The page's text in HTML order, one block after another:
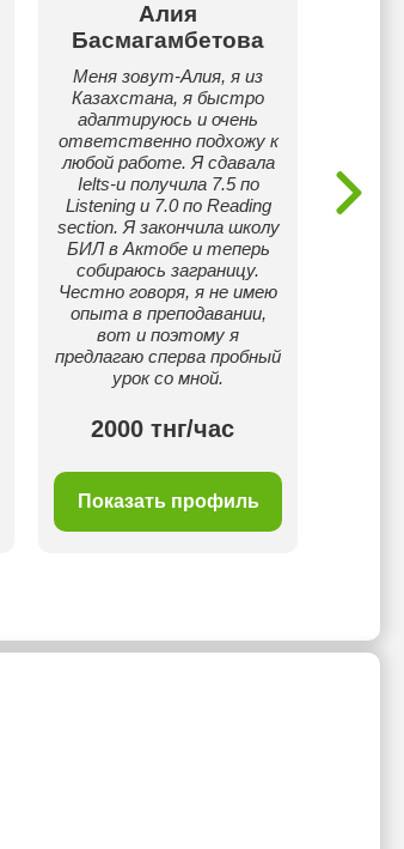
Алия
Басмагамбетова
Меня зовут-Алия, я из
Казахстана, я быстро
адаптируюсь и очень
ответственно подхожу к
любой работе. Я сдавала
Ielts-и получила 7.5 по
Listening и 7.0 по Reading
section. Я закончила школу
БИЛ в Актобе и теперь
собираюсь заграницу.
Честно говоря, я не имею
опыта в преподавании,
вот и поэтому я
предлагаю сперва пробный
урок со мной.
2000 тнг/час
Показать профиль